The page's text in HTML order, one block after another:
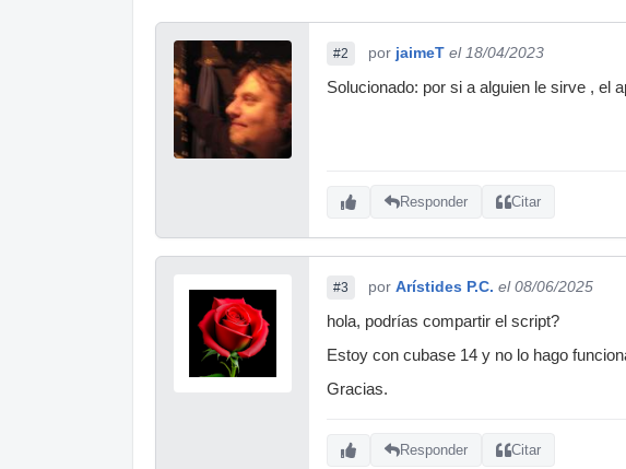
#2 por jaimeT el 18/04/2023
Solucionado: por si a alguien le sirve , el
Responder Citar
#3 por Arístides P.C. el 08/06/2025
hola, podrías compartir el script?
Estoy con cubase 14 y no lo hago
Gracias.
Responder Citar